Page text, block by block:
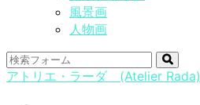
風景画
人物画
検
索
アトリエ・ラーダ (Atelier Rada)